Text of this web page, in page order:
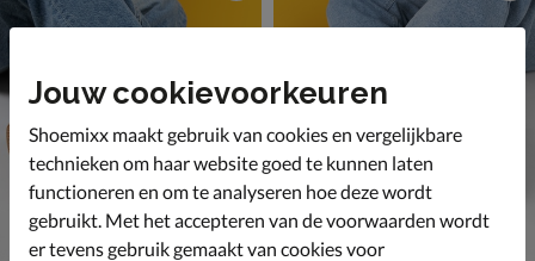
Jouw cookievoorkeuren
Shoemixx maakt gebruik van cookies en vergelijkbare
technieken om haar website goed te kunnen laten
functioneren en om te analyseren hoe deze wordt
gebruikt. Met het accepteren van de voorwaarden wordt
er tevens gebruik gemaakt van cookies voor